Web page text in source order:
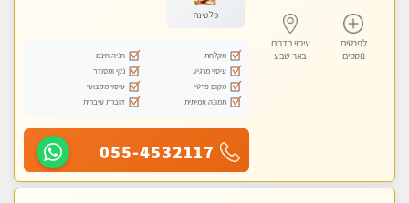
לפרטים
נוספים
עיסוי בדרום
באר שבע
פלטינה
מקלחת
חניה חינם
עיסוי מרגיע
נקי ומסודר
מקום פרטי
עיסוי מקצועי
תמונה אמיתית
דוברת עיברית
055-4532117